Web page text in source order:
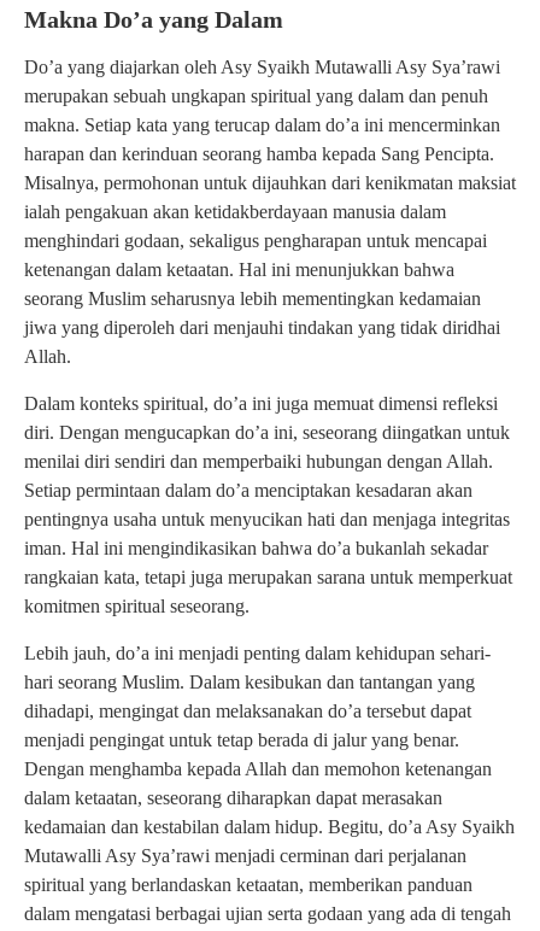
Makna Do’a yang Dalam
Do’a yang diajarkan oleh Asy Syaikh Mutawalli Asy Sya’rawi
merupakan sebuah ungkapan spiritual yang dalam dan penuh
makna. Setiap kata yang terucap dalam do’a ini mencerminkan
harapan dan kerinduan seorang hamba kepada Sang Pencipta.
Misalnya, permohonan untuk dijauhkan dari kenikmatan maksiat
ialah pengakuan akan ketidakberdayaan manusia dalam
menghindari godaan, sekaligus pengharapan untuk mencapai
ketenangan dalam ketaatan. Hal ini menunjukkan bahwa
seorang Muslim seharusnya lebih mementingkan kedamaian
jiwa yang diperoleh dari menjauhi tindakan yang tidak diridhai
Allah.
Dalam konteks spiritual, do’a ini juga memuat dimensi refleksi
diri. Dengan mengucapkan do’a ini, seseorang diingatkan untuk
menilai diri sendiri dan memperbaiki hubungan dengan Allah.
Setiap permintaan dalam do’a menciptakan kesadaran akan
pentingnya usaha untuk menyucikan hati dan menjaga integritas
iman. Hal ini mengindikasikan bahwa do’a bukanlah sekadar
rangkaian kata, tetapi juga merupakan sarana untuk memperkuat
komitmen spiritual seseorang.
Lebih jauh, do’a ini menjadi penting dalam kehidupan sehari-
hari seorang Muslim. Dalam kesibukan dan tantangan yang
dihadapi, mengingat dan melaksanakan do’a tersebut dapat
menjadi pengingat untuk tetap berada di jalur yang benar.
Dengan menghamba kepada Allah dan memohon ketenangan
dalam ketaatan, seseorang diharapkan dapat merasakan
kedamaian dan kestabilan dalam hidup. Begitu, do’a Asy Syaikh
Mutawalli Asy Sya’rawi menjadi cerminan dari perjalanan
spiritual yang berlandaskan ketaatan, memberikan panduan
dalam mengatasi berbagai ujian serta godaan yang ada di tengah